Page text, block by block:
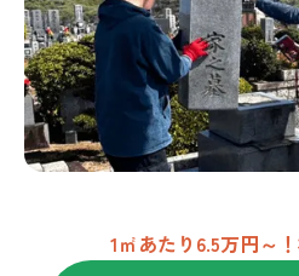
1㎡あたり6.5万円～